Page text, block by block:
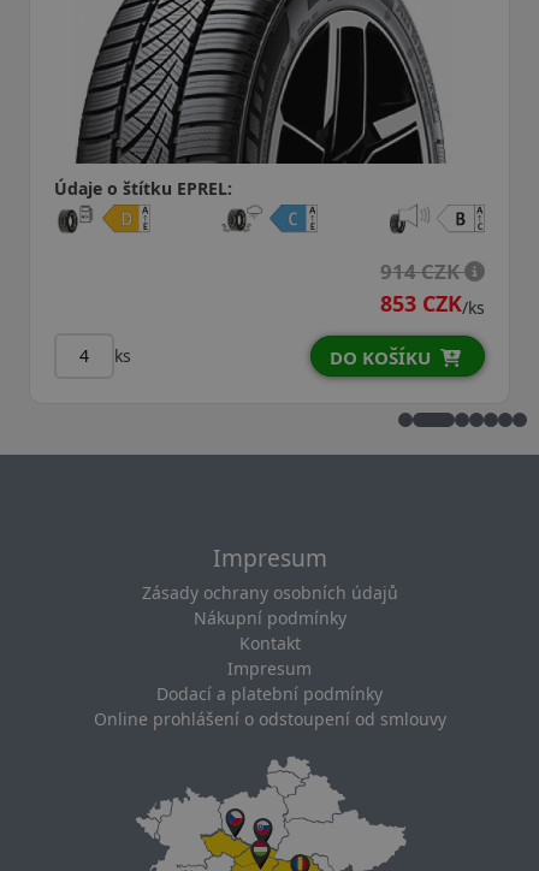
DO KOŠÍKU ks
Impresum
Zásady ochrany osobních údajů
Nákupní podmínky
Kontakt
Impresum
Dodací a platební podmínky
Online prohlášení o odstoupení od smlouvy